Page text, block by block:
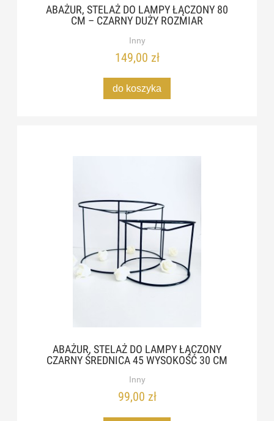
ABAŻUR, STELAŻ DO LAMPY ŁĄCZONY 80
CM – CZARNY DUŻY ROZMIAR
Inny
149,00 zł
do koszyka
ABAŻUR, STELAŻ DO LAMPY ŁĄCZONY
CZARNY ŚREDNICA 45 WYSOKOŚĆ 30 CM
Inny
99,00 zł